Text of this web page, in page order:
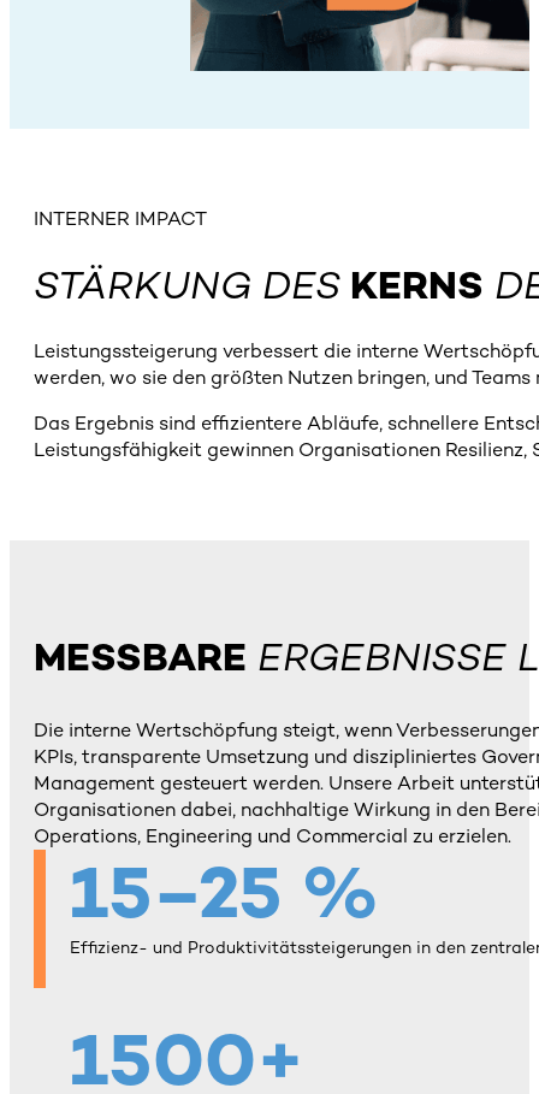
INTERNER IMPACT
STÄRKUNG DES KERNS
Leistungssteigerung verbessert die interne
werden, wo sie den größten Nutzen bringen, und
Das Ergebnis sind effizientere Abläufe, schnellere
Leistungsfähigkeit gewinnen Organisationen
MESSBARE ERGEBNISSE
Die interne Wertschöpfung steigt, wenn
KPIs, transparente Umsetzung und diszipliniertes
Management gesteuert werden. Unsere Arbeit
Organisationen dabei, nachhaltige Wirkung in den
Operations, Engineering und Commercial zu erzielen.
15–25 %
Effizienz- und Produktivitätssteigerungen in den
1500+